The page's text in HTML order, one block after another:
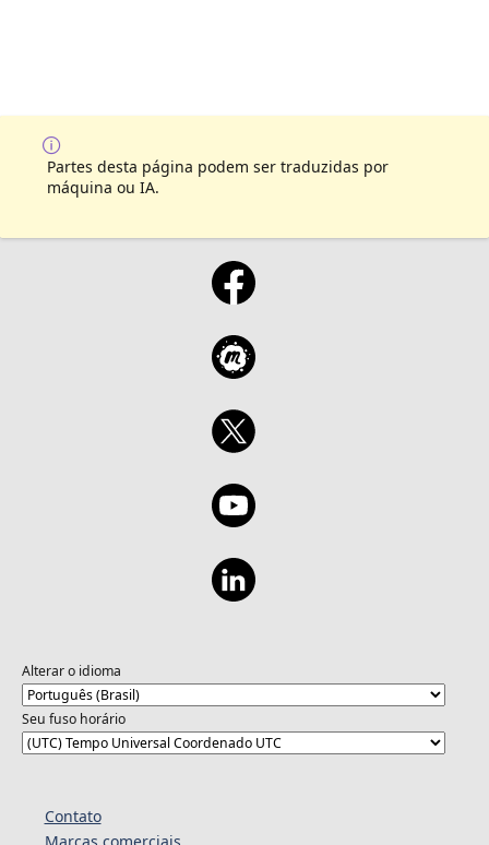
Partes desta página podem ser traduzidas por
máquina ou IA.
Alterar o idioma
Seu fuso horário
Contato